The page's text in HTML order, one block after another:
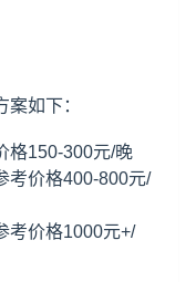
如下：
格150-300元/晚
考价格400-800元/
考价格1000元+/